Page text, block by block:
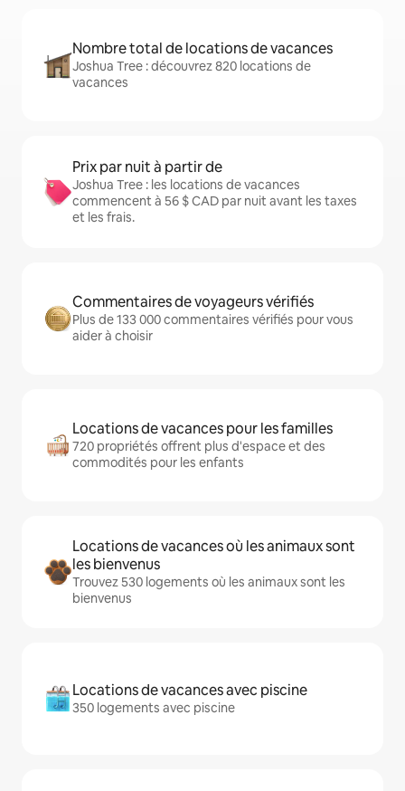
Nombre total de locations de vacances
Joshua Tree : découvrez 820 locations de
vacances
Prix par nuit à partir de
Joshua Tree : les locations de vacances
commencent à 56 $ CAD par nuit avant les taxes
et les frais.
Commentaires de voyageurs vérifiés
Plus de 133 000 commentaires vérifiés pour vous
aider à choisir
Locations de vacances pour les familles
720 propriétés offrent plus d'espace et des
commodités pour les enfants
Locations de vacances où les animaux sont
les bienvenus
Trouvez 530 logements où les animaux sont les
bienvenus
Locations de vacances avec piscine
350 logements avec piscine